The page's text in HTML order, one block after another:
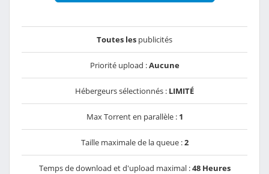
Toutes les publicités
Priorité upload :Aucune
Hébergeurs sélectionnés : LIMITÉ
Max Torrent en parallèle : 1
Taille maximale de la queue :2
Temps de download et d'upload maximal :48 Heures